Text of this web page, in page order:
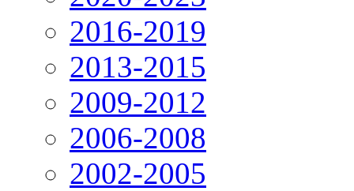
2016-2019
2013-2015
2009-2012
2006-2008
2002-2005